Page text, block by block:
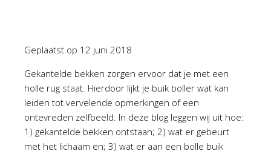
Geplaatst op 12 juni 2018
Gekantelde bekken zorgen ervoor dat je met een
holle rug staat. Hierdoor lijkt je buik boller wat kan
leiden tot vervelende opmerkingen of een
ontevreden zelfbeeld. In deze blog leggen wij uit hoe:
1) gekantelde bekken ontstaan; 2) wat er gebeurt
met het lichaam en; 3) wat er aan een bolle buik